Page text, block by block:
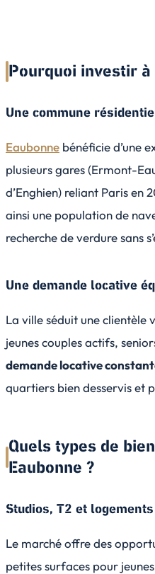
Pourquoi investir à
Une commune
Eaubonne bénéficie d’une
plusieurs gares (Ermont-
d’Enghien) reliant Paris en
ainsi une population de
recherche de verdure sans
Une demande locative
La ville séduit une clientèle
jeunes couples actifs,
demande locative
quartiers bien desservis et
Quels types de
Eaubonne ?
Studios, T2 et
Le marché offre des
petites surfaces pour